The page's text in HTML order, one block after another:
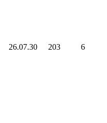
26.07.30 203 6